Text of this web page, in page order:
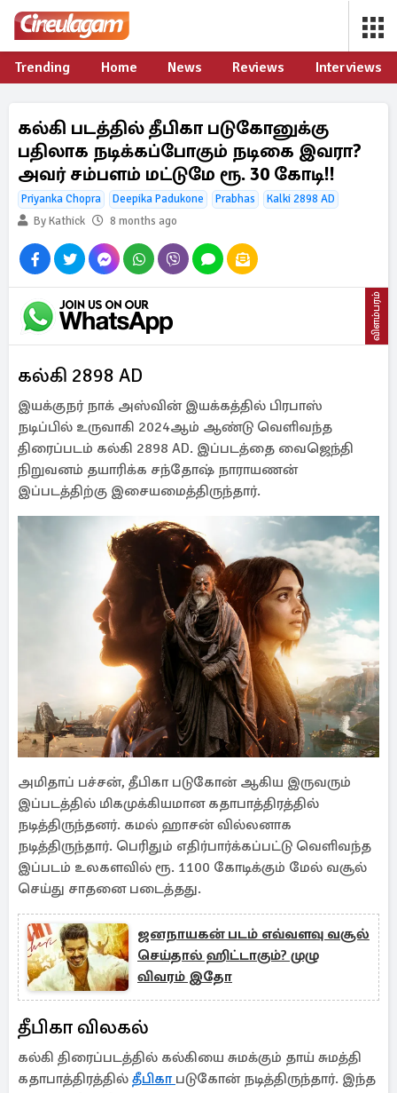
Trending Home News Reviews Interviews
கல்கி படத்தில் தீபிகா படுகோனுக்கு
பதிலாக நடிக்கப்போகும் நடிகை இவரா?
அவர் சம்பளம் மட்டுமே ரூ. 30 கோடி!!
Priyanka Chopra Deepika Padukone Prabhas
Kalki 2898 AD
By Kathick
8 months ago
விளம்பரம்
கல்கி 2898 AD
இயக்குநர் நாக் அஸ்வின் இயக்கத்தில் பிரபாஸ்
நடிப்பில் உருவாகி 2024ஆம் ஆண்டு வெளிவந்த
திரைப்படம் கல்கி 2898 AD. இப்படத்தை வைஜெந்தி
நிறுவனம் தயாரிக்க சந்தோஷ் நாராயணன்
இப்படத்திற்கு இசையமைத்திருந்தார்.
அமிதாப் பச்சன், தீபிகா படுகோன் ஆகிய இருவரும்
இப்படத்தில் மிகமுக்கியமான கதாபாத்திரத்தில்
நடித்திருந்தனர். கமல் ஹாசன் வில்லனாக
நடித்திருந்தார். பெரிதும் எதிர்பார்க்கப்பட்டு வெளிவந்த
இப்படம் உலகளவில் ரூ. 1100 கோடிக்கும் மேல் வசூல்
செய்து சாதனை படைத்தது.
ஜனநாயகன் படம் எவ்வளவு வசூல்
செய்தால் ஹிட்டாகும்? முழு
விவரம் இதோ
தீபிகா விலகல்
கல்கி திரைப்படத்தில் கல்கியை சுமக்கும் தாய் சுமத்தி
கதாபாத்திரத்தில் தீபிகா படுகோன் நடித்திருந்தார். இந்த